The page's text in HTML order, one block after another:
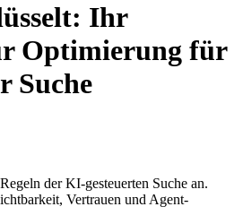
Ihr
Optimierung für
Suche
der KI-gesteuerten Suche an.
Vertrauen und Agent-